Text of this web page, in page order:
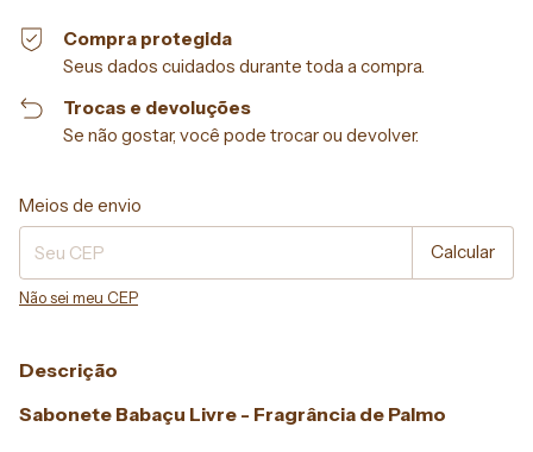
Compra protegida
Seus dados cuidados durante toda a compra.
Trocas e devoluções
Se não gostar, você pode trocar ou devolver.
Entregas para o CEP:
Meios de envio
Calcular
Não sei meu CEP
Descrição
Sabonete Babaçu Livre - Fragrância de Palmo